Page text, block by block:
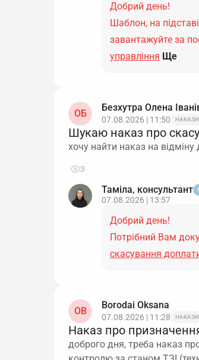
Добрий день!
Шаблон, на
завантажуйте за
управління Ще
ОБ
Безхутра Олена
07.08.2026 | 11:50 НАКАЗИ
Шукаю наказ про
хочу найти наказ на
3
Таміла, консультант
07.08.2026 | 13:57
Добрий день!
Потрібний Вам
скасування
OB
Borodai Oksana
07.08.2026 | 11:28 НАКАЗИ
Наказ про
доброго дня, треба наказ